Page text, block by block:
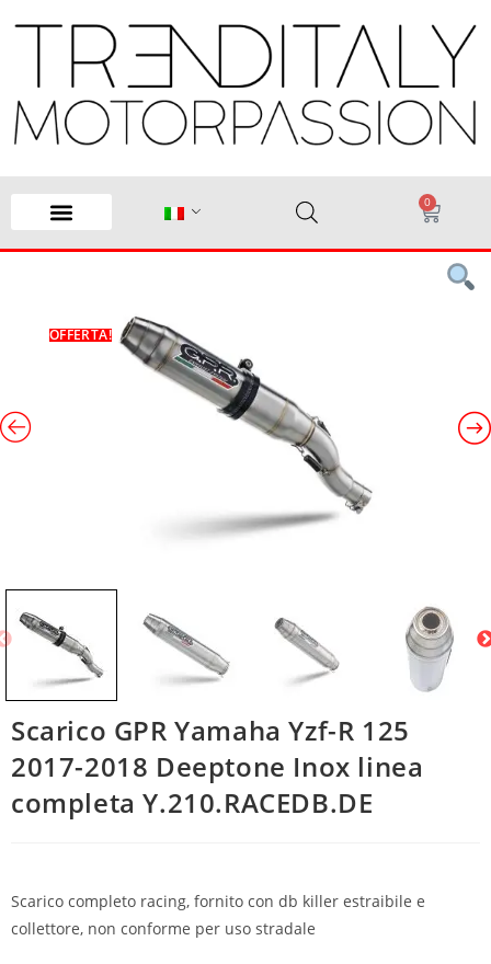
0
OFFERTA!
Scarico GPR Yamaha Yzf-R 125
2017-2018 Deeptone Inox linea
completa Y.210.RACEDB.DE
Scarico completo racing, fornito con db killer estraibile e
collettore, non conforme per uso stradale